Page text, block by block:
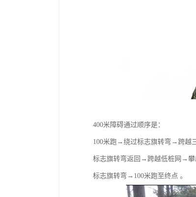
400米障碍通过顺序是：
100米跑→绕过标志旗转弯→跨
标志旗转弯返回→跨越低桩网→
标志旗转弯→100米跑至终点 。